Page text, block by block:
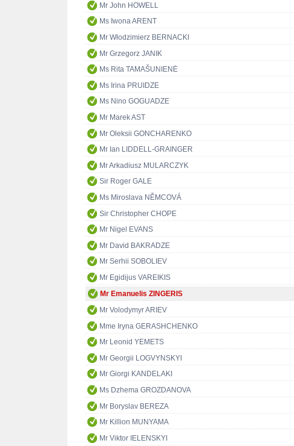
Mr John HOWELL
Ms Iwona ARENT
Mr Włodzimierz BERNACKI
Mr Grzegorz JANIK
Ms Rita TAMAŠUNIENĖ
Ms Irina PRUIDZE
Ms Nino GOGUADZE
Mr Marek AST
Mr Oleksii GONCHARENKO
Mr Ian LIDDELL-GRAINGER
Mr Arkadiusz MULARCZYK
Sir Roger GALE
Ms Miroslava NĚMCOVÁ
Sir Christopher CHOPE
Mr Nigel EVANS
Mr David BAKRADZE
Mr Serhii SOBOLIEV
Mr Egidijus VAREIKIS
Mr Emanuelis ZINGERIS
Mr Volodymyr ARIEV
Mme Iryna GERASHCHENKO
Mr Leonid YEMETS
Mr Georgii LOGVYNSKYI
Mr Giorgi KANDELAKI
Ms Dzhema GROZDANOVA
Mr Boryslav BEREZA
Mr Killion MUNYAMA
Mr Viktor IELENSKYI